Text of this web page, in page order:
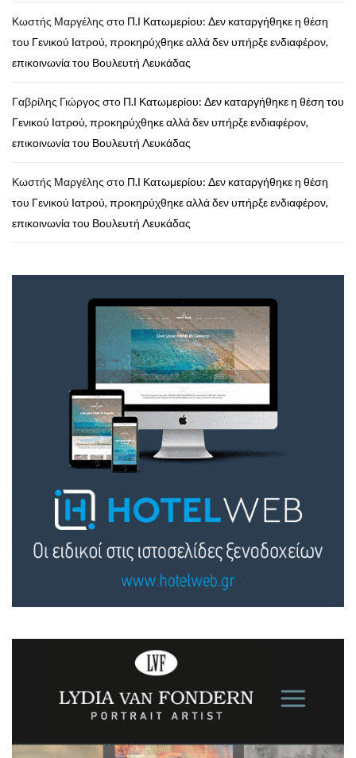
Κωστής Μαργέλης στο Π.Ι Κατωμερίου: Δεν καταργήθηκε η θέση
του Γενικού Ιατρού, προκηρύχθηκε αλλά δεν υπήρξε ενδιαφέρον,
επικοινωνία του Βουλευτή Λευκάδας
Γαβρίλης Γιώργος στο Π.Ι Κατωμερίου: Δεν καταργήθηκε η θέση του
Γενικού Ιατρού, προκηρύχθηκε αλλά δεν υπήρξε ενδιαφέρον,
επικοινωνία του Βουλευτή Λευκάδας
Κωστής Μαργέλης στο Π.Ι Κατωμερίου: Δεν καταργήθηκε η θέση
του Γενικού Ιατρού, προκηρύχθηκε αλλά δεν υπήρξε ενδιαφέρον,
επικοινωνία του Βουλευτή Λευκάδας